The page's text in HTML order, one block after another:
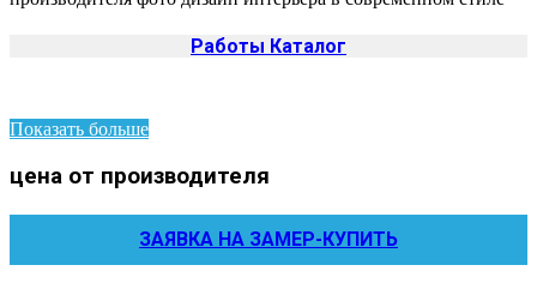
Работы Каталог
Показать больше
цена от производителя
ЗАЯВКА НА ЗАМЕР-КУПИТЬ